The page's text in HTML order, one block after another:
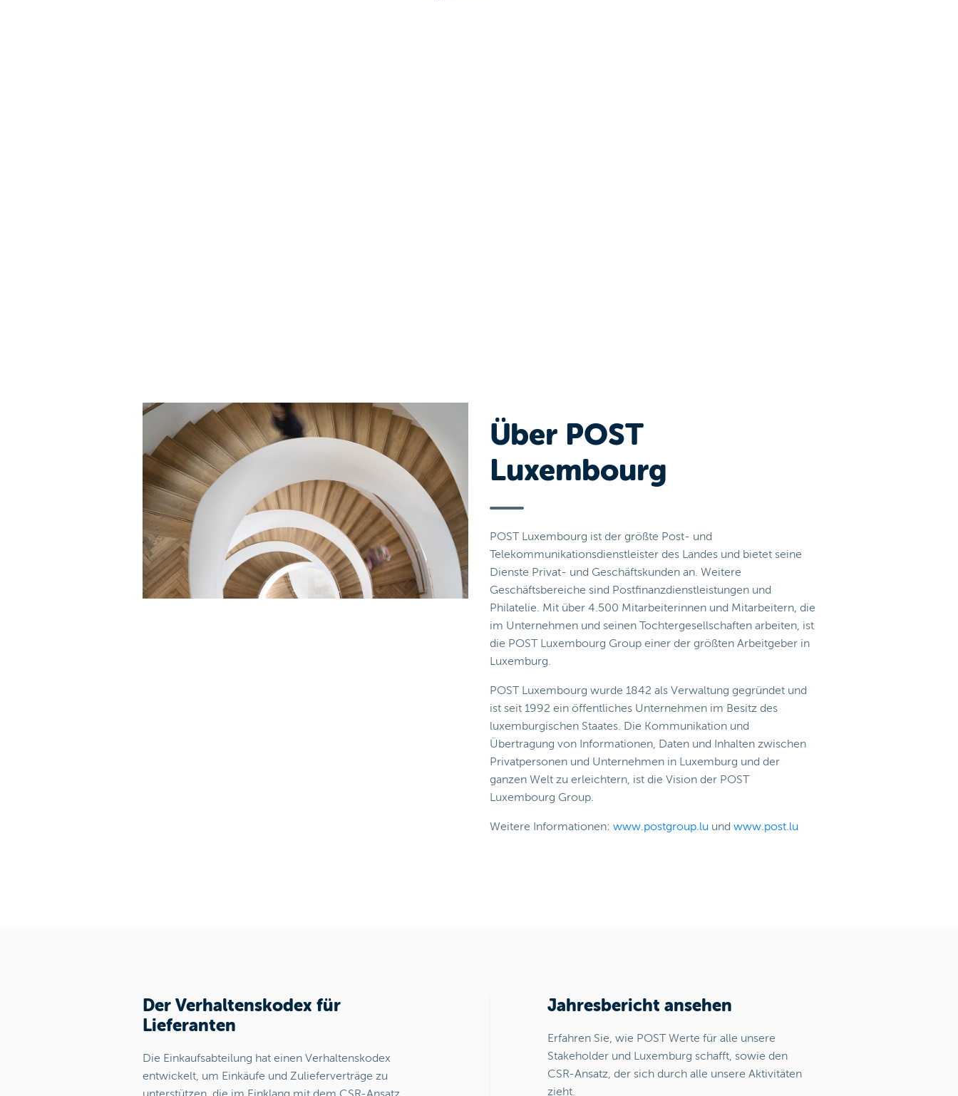
Über POST
Luxembourg
POST Luxembourg ist der größte Post- und
Telekommunikationsdienstleister des Landes und bietet seine
Dienste Privat- und Geschäftskunden an. Weitere
Geschäftsbereiche sind Postfinanzdienstleistungen und
Philatelie. Mit über 4.500 Mitarbeiterinnen und Mitarbeitern, die
im Unternehmen und seinen Tochtergesellschaften arbeiten, ist
die POST Luxembourg Group einer der größten Arbeitgeber in
Luxemburg.
POST Luxembourg wurde 1842 als Verwaltung gegründet und
ist seit 1992 ein öffentliches Unternehmen im Besitz des
luxemburgischen Staates. Die Kommunikation und
Übertragung von Informationen, Daten und Inhalten zwischen
Privatpersonen und Unternehmen in Luxemburg und der
ganzen Welt zu erleichtern, ist die Vision der POST
Luxembourg Group.
Weitere Informationen: www.postgroup.lu und www.post.lu
Der Verhaltenskodex für
Lieferanten
Die Einkaufsabteilung hat einen Verhaltenskodex
entwickelt, um Einkäufe und Zulieferverträge zu
Jahresbericht ansehen
Erfahren Sie, wie POST Werte für alle unsere
Stakeholder und Luxemburg schafft, sowie den
CSR-Ansatz, der sich durch alle unsere Aktivitäten
zieht.